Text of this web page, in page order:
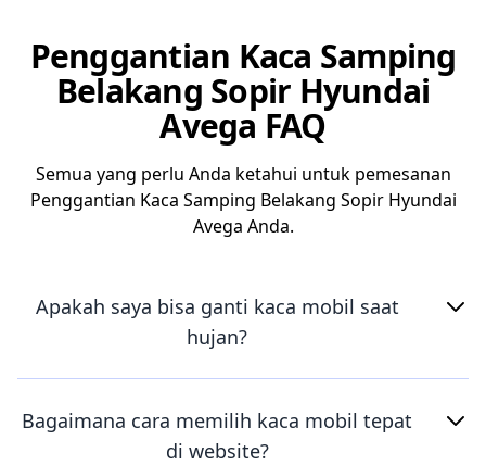
Penggantian Kaca Samping
Belakang Sopir Hyundai
Avega FAQ
Semua yang perlu Anda ketahui untuk pemesanan
Penggantian Kaca Samping Belakang Sopir Hyundai
Avega Anda.
Apakah saya bisa ganti kaca mobil saat
hujan?
Bagaimana cara memilih kaca mobil tepat
di website?